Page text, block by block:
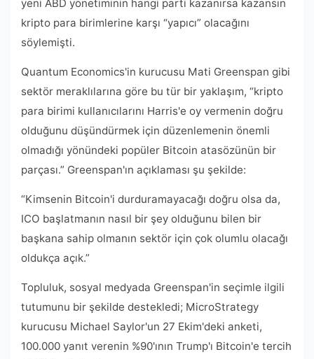
yeni ABD yönetiminin hangi parti kazanırsa kazansın
kripto para birimlerine karşı “yapıcı” olacağını
söylemişti.
Quantum Economics'in kurucusu Mati Greenspan gibi
sektör meraklılarına göre bu tür bir yaklaşım, “kripto
para birimi kullanıcılarını Harris'e oy vermenin doğru
olduğunu düşündürmek için düzenlemenin önemli
olmadığı yönündeki popüler Bitcoin atasözünün bir
parçası.” Greenspan'ın açıklaması şu şekilde:
“Kimsenin Bitcoin'i durduramayacağı doğru olsa da,
ICO başlatmanın nasıl bir şey olduğunu bilen bir
başkana sahip olmanın sektör için çok olumlu olacağı
oldukça açık.”
Topluluk, sosyal medyada Greenspan'in seçimle ilgili
tutumunu bir şekilde destekledi; MicroStrategy
kurucusu Michael Saylor'un 27 Ekim'deki anketi,
100.000 yanıt verenin %90'ının Trump'ı Bitcoin'e tercih